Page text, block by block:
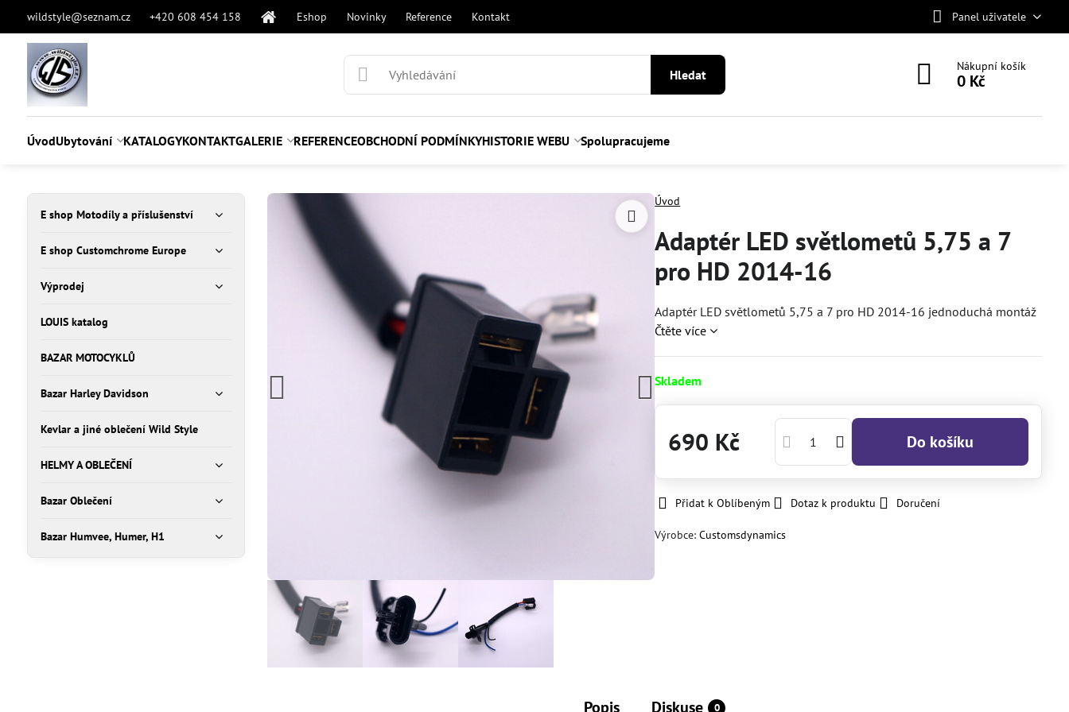
wildstyle@seznam.cz +420 608 454 158 Eshop Novinky Reference Kontakt Panel uživatele
Hledat
Nákupní košík
0 Kč
ÚvodUbytování KATALOGYKONTAKTGALERIE REFERENCEOBCHODNÍ PODMÍNKYHISTORIE WEBU Spolupracujeme
Úvod
Adaptér LED světlometů 5,75 a 7
pro HD 2014-16
Adaptér LED světlometů 5,75 a 7 pro HD 2014-16 jednoduchá montáž
Čtěte více
Skladem
690 Kč Do košíku
Přidat k Oblíbeným Dotaz k produktu Doručení
Výrobce:Customsdynamics
Popis Diskuse 0
E shop Motodíly a příslušenství
E shop Customchrome Europe
Výprodej
LOUIS katalog
BAZAR MOTOCYKLŮ
Bazar Harley Davidson
Kevlar a jiné oblečení Wild Style
HELMY A OBLEČENÍ
Bazar Oblečení
Bazar Humvee, Humer, H1